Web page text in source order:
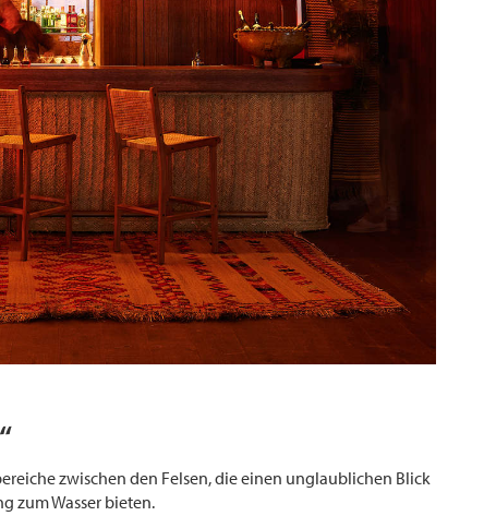
zwischen den Felsen, die einen unglaublichen Blick
zum Wasser bieten.